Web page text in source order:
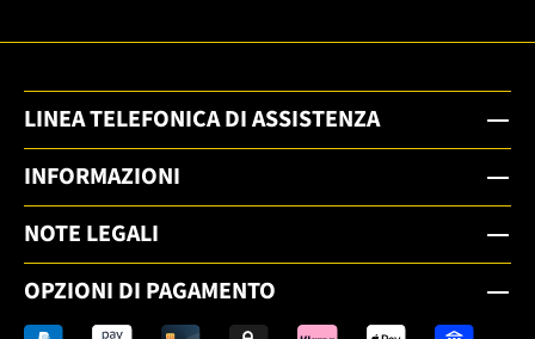
LINEA TELEFONICA DI ASSISTENZA
INFORMAZIONI
NOTE LEGALI
OPZIONI DI PAGAMENTO